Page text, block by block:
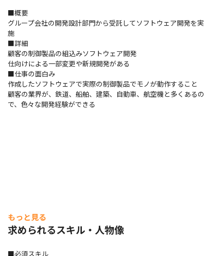
■概要
グループ会社の開発設計部門から受託してソフトウェア開発を実
施
■詳細
顧客の制御製品の組込みソフトウェア開発
仕向けによる一部変更や新規開発がある
■仕事の面白み
作成したソフトウェアで実際の制御製品でモノが動作すること
顧客の業界が、鉄道、船舶、建築、自動車、航空機と多くあるの
で、色々な開発経験ができる
もっと見る
求められるスキル・人物像
■必須スキル